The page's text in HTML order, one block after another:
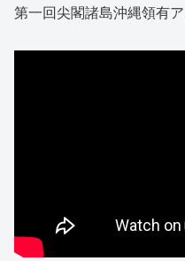
第一回尖閣諸島沖縄領有